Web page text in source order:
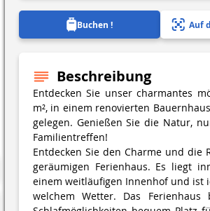
Buchen ! Auf
Beschreibung
Entdecken Sie unser charmantes
m², in einem renovierten
gelegen. Genießen Sie die Natur,
Familientreffen!
Entdecken Sie den Charme und die
geräumigen Ferienhaus. Es liegt
einem weitläufigen Innenhof und ist
welchem Wetter. Das